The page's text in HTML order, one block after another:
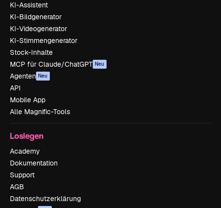
KI-Assistent
KI-Bildgenerator
KI-Videogenerator
KI-Stimmengenerator
Stock-Inhalte
MCP für Claude/ChatGPT Neu
Agenten Neu
API
Mobile App
Alle Magnific-Tools
Loslegen
Academy
Dokumentation
Support
AGB
Datenschutzerklärung